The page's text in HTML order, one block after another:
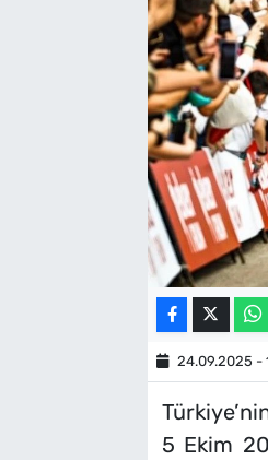
24.09.2025 -
5 Ekim
TV REHBERİ